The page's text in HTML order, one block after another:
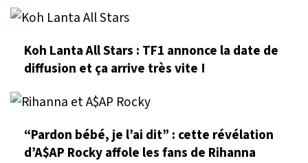
Koh Lanta All Stars : TF1 annonce la date de
diffusion et ça arrive très vite !
“Pardon bébé, je l’ai dit” : cette révélation
d’A$AP Rocky affole les fans de Rihanna